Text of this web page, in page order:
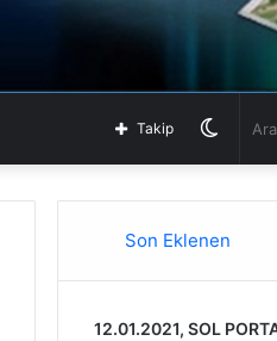
Takip
Son Eklenen
12.01.2021, SOL